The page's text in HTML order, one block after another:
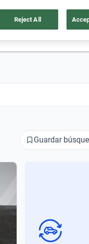
55 4162 9202
Guardar
Reject All